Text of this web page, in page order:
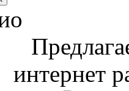
интернет